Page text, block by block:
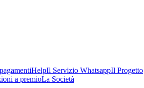
HelpIl Servizio WhatsappIl Progetto
a premioLa Società